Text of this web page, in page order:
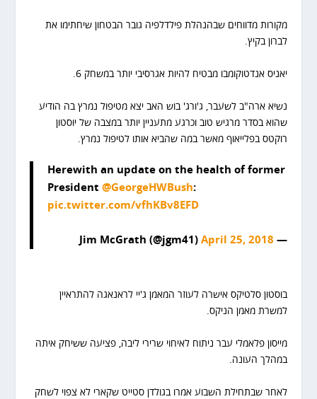
מקורות מדווחים שבהנהלת פילדלפיה גובר הבטחון שיחתימו את
לברון בקיץ.
יאניס אנדטוקומבו מבטיח להיות אגרסיבי יותר במשחק 6.
נשיא ארה"ב לשעבר, ג'ורג' בוש האב יצא מטיפול נמרץ בה הודיע
שהוא בסדר מרגיש טוב וכרגע מתעניין יותר במצבה של יוסטון
רוקטס בפלייאוף מאשר במה שהביא אותו לטיפול נמרץ.
Herewith an update on the health of former
President@GeorgeHWBush:
pic.twitter.com/vfhKBv8EFD
— Jim McGrath (@jgm41)
April 25, 2018
בוסטון סלטיקס אישרה לעוזר המאמן ג'יי לראנאגה להתראיין
למשרת מאמן הניקס.
מייסון פלאמלי עבר ניתוח לאיחוי שרירי ליבה, פציעה ששיחק איתה
במהלך העונה.
לאחר שבתחילת השבוע אמרו בגולדן סטייט שקארי לא צפוי לשחק